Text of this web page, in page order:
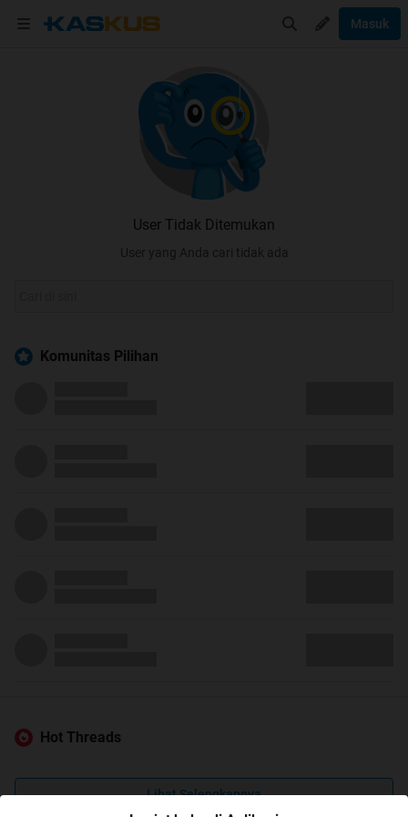
Masuk
User Tidak Ditemukan
User yang Anda cari tidak ada
Komunitas Pilihan
Hot Threads
Lihat Selengkapnya